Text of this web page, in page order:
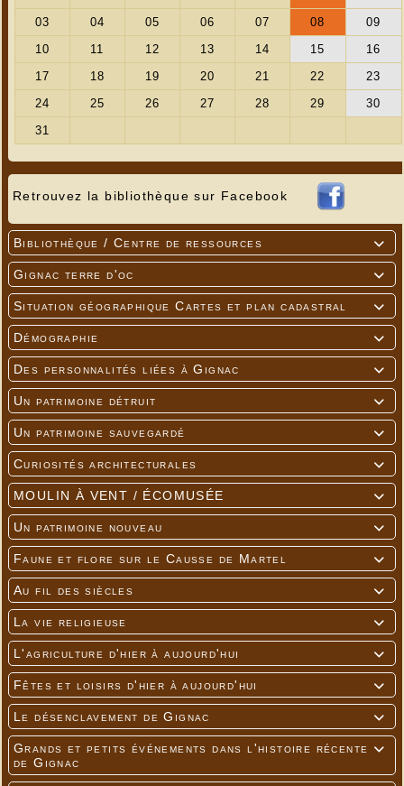
Retrouvez la bibliothèque sur Facebook

Bibliothèque / Centre de ressources

Gignac terre d'oc

Situation géographique Cartes et plan cadastral

Démographie

Des personnalités liées à Gignac

Un patrimoine détruit

Un patrimoine sauvegardé

Curiosités architecturales

MOULIN À VENT / ÉCOMUSÉE

Un patrimoine nouveau

Faune et flore sur le Causse de Martel

Au fil des siècles

La vie religieuse

L'agriculture d'hier à aujourd'hui

Fêtes et loisirs d'hier à aujourd'hui

Le désenclavement de Gignac

Grands et petits événements dans l'histoire récente
de Gignac